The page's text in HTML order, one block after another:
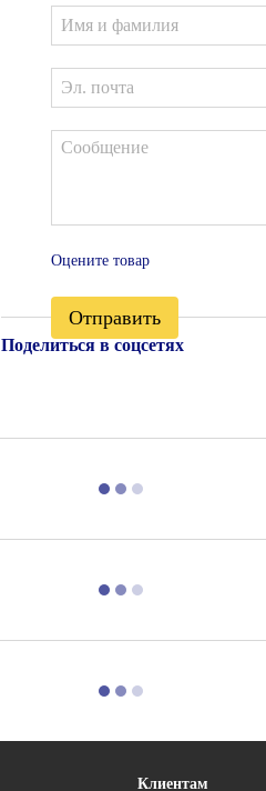
Оцените товар
Отправить
Поделиться в соцсетях
Клиентам